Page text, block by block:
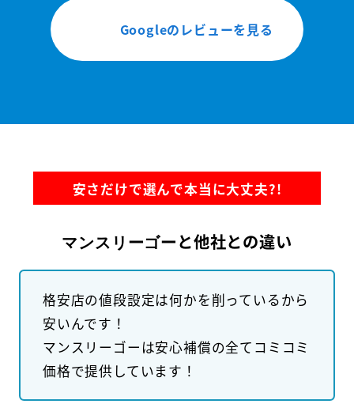
Googleのレビューを見る
安さだけで選んで本当に大丈夫?!
マンスリーゴー と他社との違い
格安店の値段設定は何かを削っているから
安いんです！
マンスリーゴーは安心補償の全てコミコミ
価格で提供しています！